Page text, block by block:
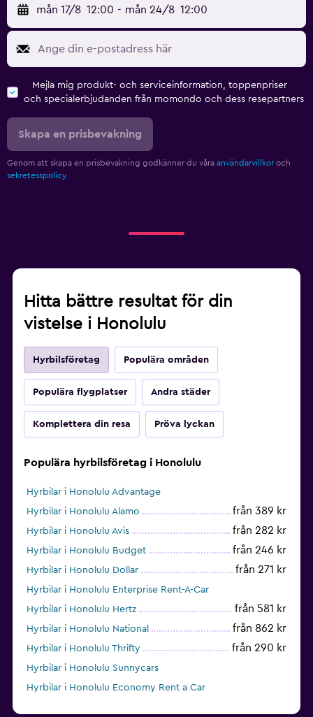
mån 17/8 12:00 - mån 24/8 12:00
Mejla mig produkt- och serviceinformation, toppenpriser
och specialerbjudanden från momondo och dess resepartners
Skapa en prisbevakning
Genom att skapa en prisbevakning godkänner du våra användarvillkor och
sekretesspolicy.
Hitta bättre resultat för din
vistelse i Honolulu
Hyrbilsföretag Populära områden
Populära flygplatser Andra städer
Komplettera din resa Pröva lyckan
Populära hyrbilsföretag i Honolulu
Hyrbilar i Honolulu Advantage
Hyrbilar i Honolulu Alamo
från 389 kr
Hyrbilar i Honolulu Avis från 282 kr
Hyrbilar i Honolulu Budget från 246 kr
Hyrbilar i Honolulu Dollar från 271 kr
Hyrbilar i Honolulu Enterprise Rent-A-Car
Hyrbilar i Honolulu Hertz
från 581 kr
Hyrbilar i Honolulu National från 862 kr
Hyrbilar i Honolulu Thrifty från 290 kr
Hyrbilar i Honolulu Sunnycars
Hyrbilar i Honolulu Economy Rent a Car